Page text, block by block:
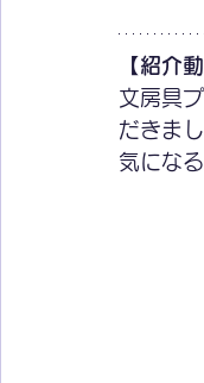
【紹介
文房具
だきまし
気にな